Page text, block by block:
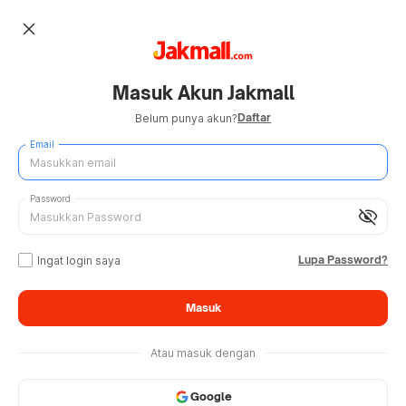
close
Masuk Akun Jakmall
Belum punya akun?Daftar
Email
visibility_off
Password
Ingat login saya Lupa Password?
Masuk
Atau masuk dengan
Google